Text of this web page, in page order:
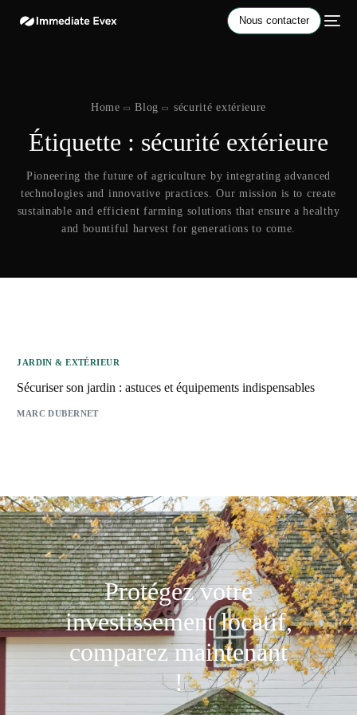
Nous contacter
Home Blog sécurité extérieure
Étiquette : sécurité extérieure
Pioneering the future of agriculture by integrating advanced
technologies and innovative practices. Our mission is to create
sustainable and efficient farming solutions that ensure a healthy
and bountiful harvest for generations to come.
JARDIN & EXTÉRIEUR
Sécuriser son jardin : astuces et équipements indispensables
MARC DUBERNET
Protégez votre
investissement locatif,
comparez maintenant
!